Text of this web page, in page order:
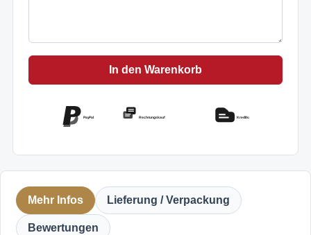
In den Warenkorb
PayPal Rechnungskauf Kreditkarte
Mehr Infos Lieferung / Verpackung
Bewertungen